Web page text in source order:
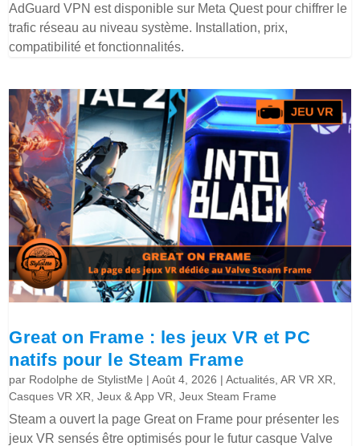
AdGuard VPN est disponible sur Meta Quest pour chiffrer le
trafic réseau au niveau système. Installation, prix,
compatibilité et fonctionnalités.
Great on Frame : les jeux VR et PC
natifs pour le Steam Frame
par Rodolphe de StylistMe |Août 4, 2026 |Actualités ,AR VR XR
Casques VR XR ,Jeux & App VR ,Jeux Steam Frame
Steam a ouvert la page Great on Frame pour présenter les
jeux VR sensés être optimisés pour le futur casque Valve